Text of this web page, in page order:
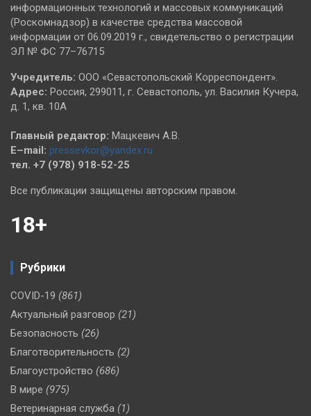
информационных технологий и массовых коммуникаций
(Роскомнадзор) в качестве средства массовой
информации от 06.09.2019 г., свидетельство о регистрации
ЭЛ № ФС 77–76715
Учредитель: ООО «Севастопольский Корреспондент».
Адрес: Россия, 299011, г. Севастополь, ул. Василия Кучера,
д. 1, кв. 10А
Главный редактор: Мацкевич А.В.
E–mail: pressevkor@yandex.ru
тел. +7 (978) 918-52-25
Все публикации защищены авторским правом.
18+
Рубрики
COVID-19 (861)
Актуальный разговор (21)
Безопасность (26)
Благотворительность (2)
Благоустройство (686)
В мире (975)
Ветеринарная служба (1)